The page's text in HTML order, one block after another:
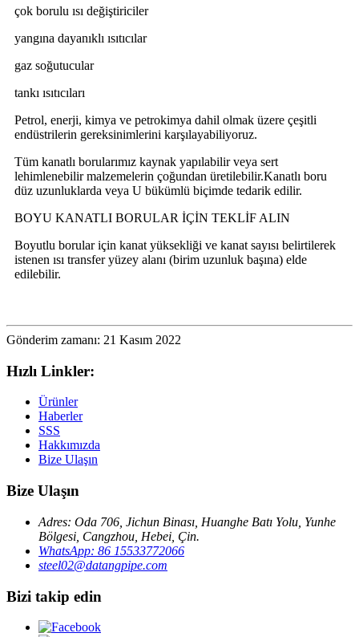
çok borulu ısı değiştiriciler
yangına dayanıklı ısıtıcılar
gaz soğutucular
tankı ısıtıcıları
Petrol, enerji, kimya ve petrokimya dahil olmak üzere çeşitli
endüstrilerin gereksinimlerini karşılayabiliyoruz.
Tüm kanatlı borularımız kaynak yapılabilir veya sert
lehimlenebilir malzemelerin çoğundan üretilebilir.Kanatlı boru
düz uzunluklarda veya U bükümlü biçimde tedarik edilir.
BOYU KANATLI BORULAR İÇİN TEKLİF ALIN
Boyutlu borular için kanat yüksekliği ve kanat sayısı belirtilerek
istenen ısı transfer yüzey alanı (birim uzunluk başına) elde
edilebilir.
Gönderim zamanı: 21 Kasım 2022
Hızlı Linkler:
Ürünler
Haberler
SSS
Hakkımızda
Bize Ulaşın
Bize Ulaşın
Adres: Oda 706, Jichun Binası, Huanghe Batı Yolu, Yunhe
Bölgesi, Cangzhou, Hebei, Çin.
WhatsApp: 86 15533772066
steel02@datangpipe.com
Bizi takip edin